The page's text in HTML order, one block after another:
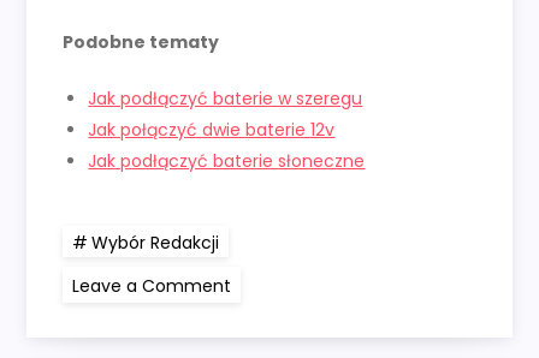
Podobne tematy
Jak podłączyć baterie w szeregu
Jak połączyć dwie baterie 12v
Jak podłączyć baterie słoneczne
Wybór Redakcji
Leave a Comment
akumulatory